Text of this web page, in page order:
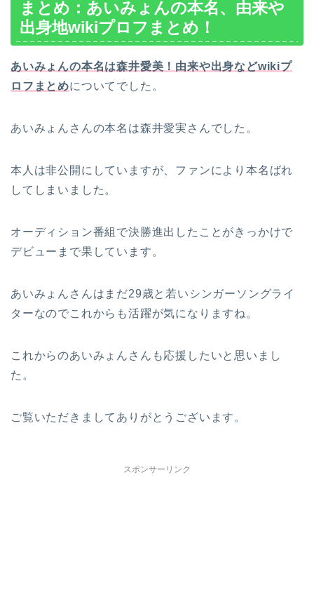
まとめ：あいみょんの本名、由来や
出身地wikiプロフまとめ！
あいみょんの本名は森井愛美！由来や出身などwikiプ
ロフまとめについてでした。
あいみょんさんの本名は森井愛実さんでした。
本人は非公開にしていますが、ファンにより本名ばれ
してしまいました。
オーディション番組で決勝進出したことがきっかけで
デビューまで果しています。
あいみょんさんはまだ29歳と若いシンガーソングライ
ターなのでこれからも活躍が気になりますね。
これからのあいみょんさんも応援したいと思いまし
た。
ご覧いただきましてありがとうございます。
スポンサーリンク